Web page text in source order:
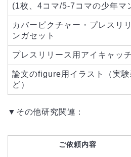
(1枚、4コマ/5-7コマの少年マ
カバーピクチャー・プレスリ
ンガセット
プレスリリース用アイキャッ
論文のfigure用イラスト（実験
ど）
▼その他研究関連：
ご依頼内容